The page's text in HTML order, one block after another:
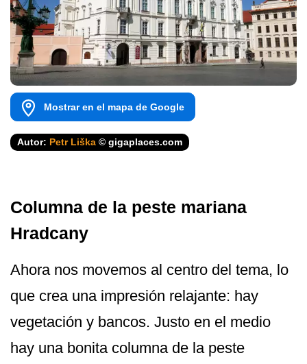
Mostrar en el mapa de Google
Autor: Petr Liška © gigaplaces.com
Columna de la peste mariana
Hradcany
Ahora nos movemos al centro del tema, lo
que crea una impresión relajante: hay
vegetación y bancos. Justo en el medio
hay una bonita columna de la peste